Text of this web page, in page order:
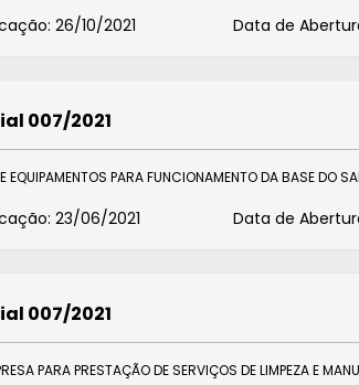
26/10/2021 Data de
007/2021
EQUIPAMENTOS PARA FUNCIONAMENTO DA BASE DO
23/06/2021 Data de
007/2021
PARA PRESTAÇÃO DE SERVIÇOS DE LIMPEZA E